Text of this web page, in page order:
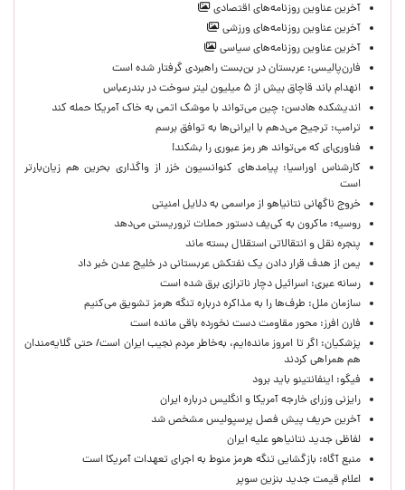
آخرین عناوین روزنامه‌های اقتصادی
آخرین عناوین روزنامه‌های ورزشی
آخرین عناوین روزنامه‌های سیاسی
فارن‌پالیسی: عربستان در بن‌بست راهبردی گرفتار شده است
انهدام باند قاچاق بیش از ۵ میلیون لیتر سوخت در بندرعباس
اندیشکده هادسن: چین می‌تواند با موشک اتمی به خاک آمریکا حمله کند
ترامپ: ترجیح می‌دهم با ایرانی‌‌ها به توافق برسم
فناوری‌ای که می‌تواند هر رمز عبوری را بشکند!
کارشناس اوراسیا: پیامدهای کنوانسیون خزر از واگذاری بحرین هم زیان‌بارتر
است
خروج ناگهانی نتانیاهو از مراسمی به دلایل امنیتی
روسیه: ماکرون به کی‌یف دستور حملات تروریستی می‌دهد
پنجره‌ نقل و انتقالاتی استقلال بسته ماند
یمن از هدف قرار دادن یک نفتکش عربستانی در خلیج عدن خبر داد
رسانه عبری: اسرائیل دچار ناترازی برق شده است
سازمان ملل: طرف‌ها را به مذاکره درباره تنگه هرمز تشویق می‌کنیم
فارن افرز: محور مقاومت دست نخورده باقی مانده است
پزشکیان: اگر تا امروز مانده‌ایم، به‌خاطر مردم نجیب ایران است/ حتی گلایه‌مندان
هم همراهی کردند
فیگو: اینفانتینو باید برود
رایزنی وزرای خارجه آمریکا و انگلیس درباره ایران
آخرین حریف پیش فصل پرسپولیس مشخص شد
لفاظی جدید نتانیاهو علیه ایران
منبع آگاه: بازگشایی تنگه هرمز منوط به اجرای تعهدات آمریکا است
اعلام قیمت جدید بنزین سوپر